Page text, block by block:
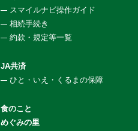
スマイルナビ操作ガイド
相続手続き
約款・規定等一覧
JA共済
ひと・いえ・くるまの保障
食のこと
めぐみの里